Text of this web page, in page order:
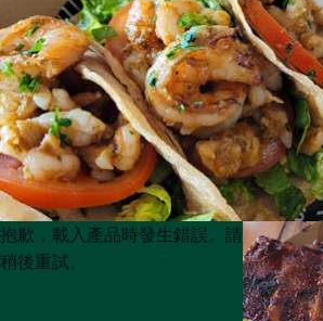
Product
List
Product
List
抱歉，載入產品時發生錯誤。請
稍後重試。